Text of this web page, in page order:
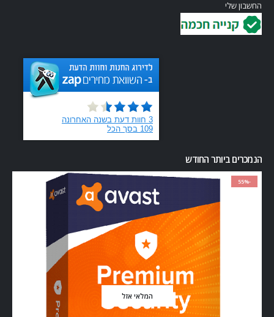
החשבון שלי
הנמכרים ביותר החודש
-55%
המלאי אזל